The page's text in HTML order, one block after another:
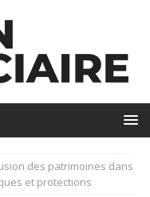
des patrimoines dans
et protections